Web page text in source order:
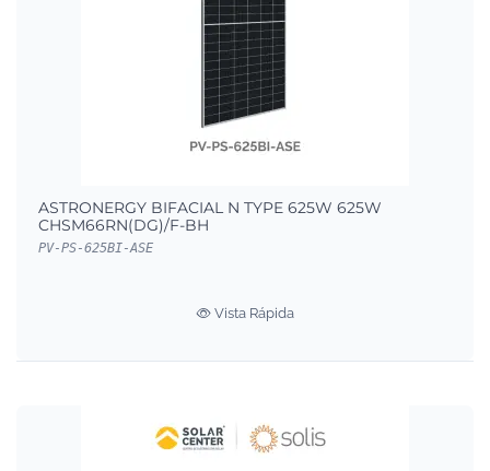
ASTRONERGY BIFACIAL N TYPE 625W 625W
CHSM66RN(DG)/F-BH
PV-PS-625BI-ASE
Vista Rápida